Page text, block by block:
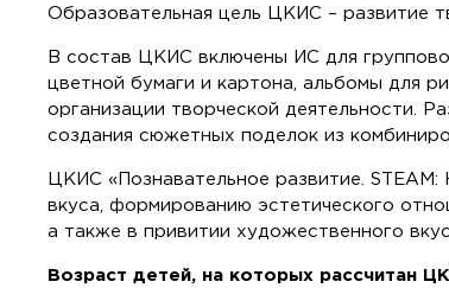
Образовательная цель ЦКИС – развитие
В состав ЦКИС включены ИС для
цветной бумаги и картона, альбомы для
организации творческой деятельности.
создания сюжетных поделок из
ЦКИС «Познавательное развитие.
вкуса, формированию эстетического
а также в привитии художественного
Возраст детей, на которых рассчитан